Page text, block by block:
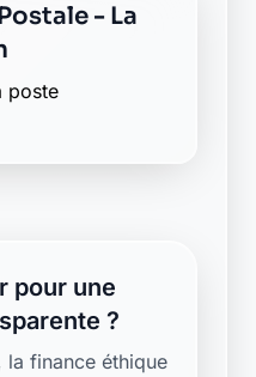
- La
poste
pour une
?
la finance éthique